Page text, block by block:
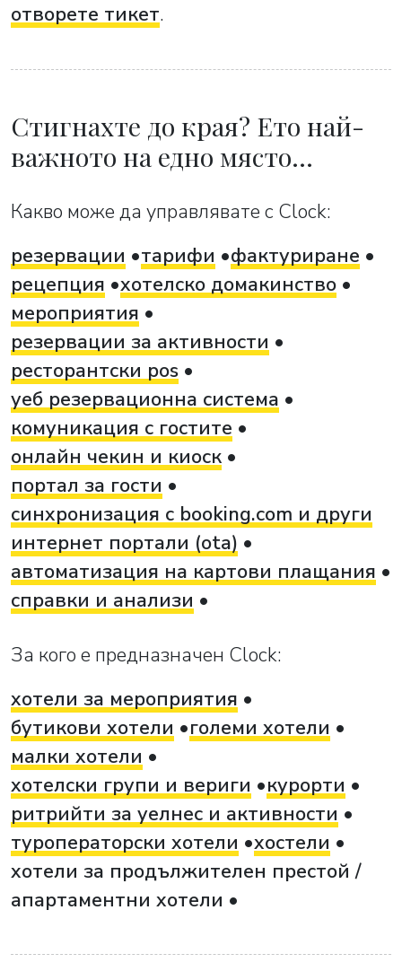
отворете тикет.
Стигнахте до края? Ето най-
важното на едно място…
Какво може да управлявате с Clock:
резервации
тарифи
фактуриране
рецепция хотелско домакинство
мероприятия
резервации за активности
ресторантски pos
уеб резервационна система
комуникация с гостите
онлайн чекин и киоск
портал за гости
синхронизация с booking.com и други
интернет портали (ota)
автоматизация на картови плащания
справки и анализи
За кого е предназначен Clock:
хотели за мероприятия
бутикови хотели
големи хотели
малки хотели
хотелски групи и вериги
курорти
ритрийти за уелнес и активности
туроператорски хотели
хостели
хотели за продължителен престой /
апартаментни хотели